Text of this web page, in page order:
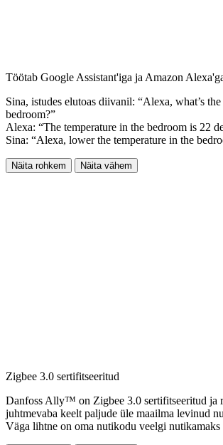
Töötab Google Assistant'iga ja Amazon
Sina, istudes elutoas diivanil: “Alexa, what’s
bedroom?”
Alexa: “The temperature in the bedroom is 22
Sina: “Alexa, lower the temperature in the
Näita rohkem Näita vähem
Zigbee 3.0 sertifitseeritud
Danfoss Ally™ on Zigbee 3.0 sertifitseeritud ja
juhtmevaba keelt paljude üle maailma levinud
Väga lihtne on oma nutikodu veelgi nutikamaks